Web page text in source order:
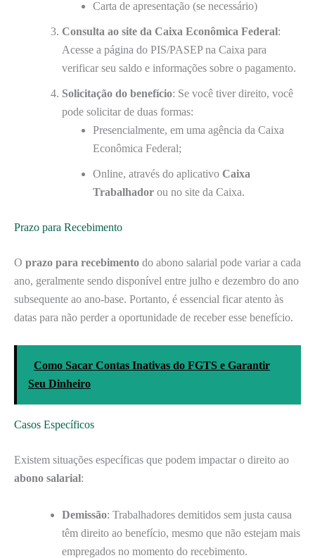
Carta de apresentação (se necessário)
Consulta ao site da Caixa Econômica Federal:
Acesse a página do PIS/PASEP na Caixa para
verificar seu saldo e informações sobre o pagamento.
Solicitação do benefício: Se você tiver direito, você
pode solicitar de duas formas:
Presencialmente, em uma agência da Caixa
Econômica Federal;
Online, através do aplicativo Caixa
Trabalhador ou no site da Caixa.
Prazo para Recebimento
O prazo para recebimento do abono salarial pode variar a cada
ano, geralmente sendo disponível entre julho e dezembro do ano
subsequente ao ano-base. Portanto, é essencial ficar atento às
datas para não perder a oportunidade de receber esse benefício.
Como Sacar Contas Inativas do FGTS e Garantir
Seu Dinheiro
Casos Específicos
Existem situações específicas que podem impactar o direito ao
abono salarial:
Demissão: Trabalhadores demitidos sem justa causa
têm direito ao benefício, mesmo que não estejam mais
empregados no momento do recebimento.